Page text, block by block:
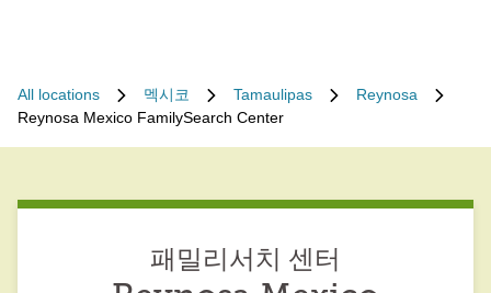
All locations 멕시코 Tamaulipas
Reynosa
Reynosa Mexico FamilySearch Center
패밀리서치 센터